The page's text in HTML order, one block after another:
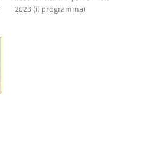
2023 (il programma)